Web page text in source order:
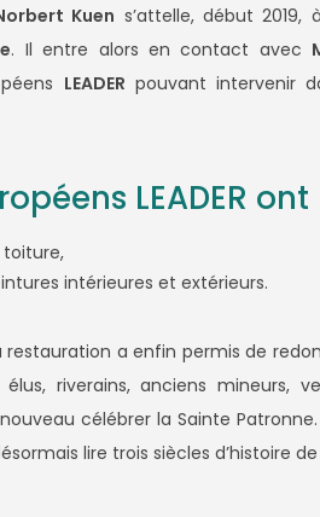
Kuen s’attelle, début
. Il entre alors en contact avec
LEADER pouvant intervenir
LEADER
toiture,
intérieures et extérieurs.
restauration a enfin permis de
élus, riverains, anciens mineurs,
célébrer la Sainte
lire trois siècles d’histoire